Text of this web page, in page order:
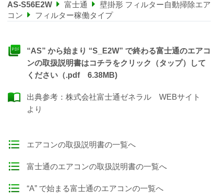
AS-S56E2W
富士通
壁掛形 フィルター自動掃除エア
コン
フィルター稼働タイプ
“AS” から始まり “S_E2W” で終わる富士通のエアコ
ンの取扱説明書はコチラをクリック（タップ）して
ください（.pdf 6.38MB)
出典参考： 株式会社富士通ゼネラル WEBサイト
より
エアコンの取扱説明書の一覧へ
富士通のエアコンの取扱説明書の一覧へ
“A” で始まる富士通のエアコンの一覧へ